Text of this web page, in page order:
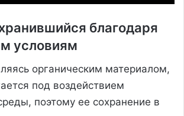
благодаря
условиям
органическим материалом,
под воздействием
поэтому ее сохранение в